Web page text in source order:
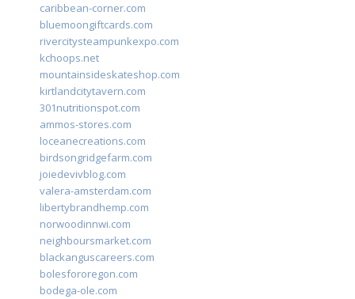
caribbean-corner.com
bluemoongiftcards.com
rivercitysteampunkexpo.com
kchoops.net
mountainsideskateshop.com
kirtlandcitytavern.com
301nutritionspot.com
ammos-stores.com
loceanecreations.com
birdsongridgefarm.com
joiedevivblog.com
valera-amsterdam.com
libertybrandhemp.com
norwoodinnwi.com
neighboursmarket.com
blackanguscareers.com
bolesfororegon.com
bodega-ole.com